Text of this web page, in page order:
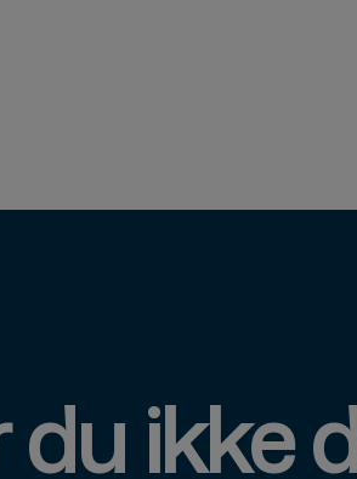
du ikke